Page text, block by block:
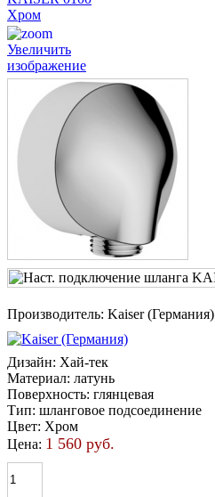
Увеличить
изображение
Производитель: Kaiser (Германия)
Дизайн: Хай-тек
Материал: латунь
Поверхность: глянцевая
Тип: шланговое подсоединение
Цвет: Хром
Цена: 1 560 руб.